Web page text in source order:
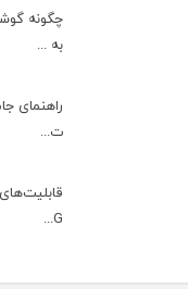
به ...
ت...
G...